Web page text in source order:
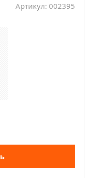
Артикул: 002395